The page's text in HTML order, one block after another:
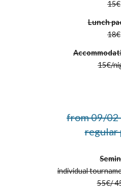
15€
Lunch
18€
15€/
from 09/
regular
individual
55€/